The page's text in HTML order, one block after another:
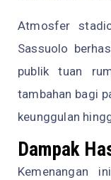
Atmosfer
Sassuolo
publik tuan
tambahan bagi
keunggulan
Dampak
Kemenangan